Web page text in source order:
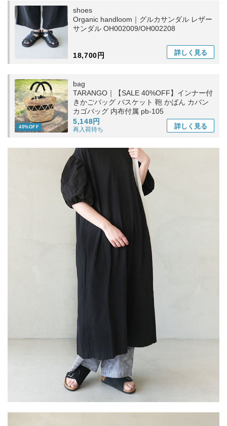
shoes
Organic handloom｜グルカサンダル レザー
サンダル OH002009/OH002208
18,700円 詳しく 見る
40%OFF
bag
TARANGO｜【SALE 40%OFF】インナー付
きかごバッグ バスケット 鞄 かばん カバン
カゴバッグ 内布付属 pb-105
5,148円
再入荷待ち 詳しく 見る